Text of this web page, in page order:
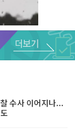
Unmute
수사 이어지나...